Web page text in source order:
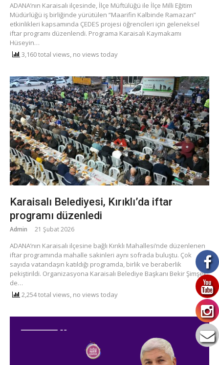
ADANA’nın Karaisalı ilçesinde, İlçe Müftülüğü ile İlçe Milli Eğitim
Müdürlüğü iş birliğinde yürütülen “Maarifin Kalbinde Ramazan”
etkinlikleri kapsamında ÇEDES projesi öğrencileri için geleneksel
iftar programı düzenlendi. Programa Karaisalı Kaymakamı
Hüseyin…
3,160 total views, no views today
Karaisalı Belediyesi, Kırıklı’da iftar
programı düzenledi
Admin 21 Şubat 2026
ADANA’nın Karaisalı ilçesine bağlı Kırıklı Mahallesi’nde düzenlenen
iftar programında mahalle sakinleri aynı sofrada buluştu. Çok
sayıda vatandaşın katıldığı programda, birlik ve beraberlik
pekiştirildi. Organizasyona Karaisalı Belediye Başkanı Bekir Şimşek
de…
2,254 total views, no views today